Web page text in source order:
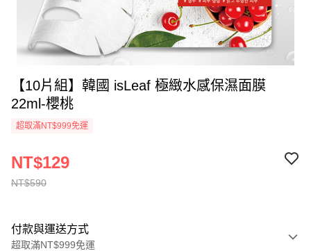
【10片組】韓國 isLeaf 極緻水感保濕面膜
22ml-櫻桃
超取滿NT$999免運
NT$590
NT$129
付款與運送方式
超取滿NT$999免運